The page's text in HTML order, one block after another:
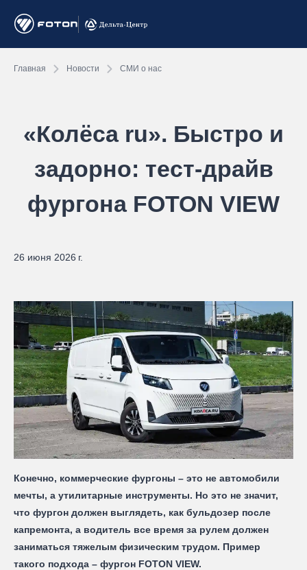
Главная Новости СМИ о нас
«Колёса ru». Быстро и
задорно: тест-драйв
фургона FOTON VIEW
26 июня 2026 г.
Конечно, коммерческие фургоны – это не автомобили
мечты, а утилитарные инструменты. Но это не значит,
что фургон должен выглядеть, как бульдозер после
капремонта, а водитель все время за рулем должен
заниматься тяжелым физическим трудом. Пример
такого подхода – фургон FOTON VIEW.